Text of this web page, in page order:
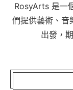
RosyArts 是一
們提供藝術、音
出發，